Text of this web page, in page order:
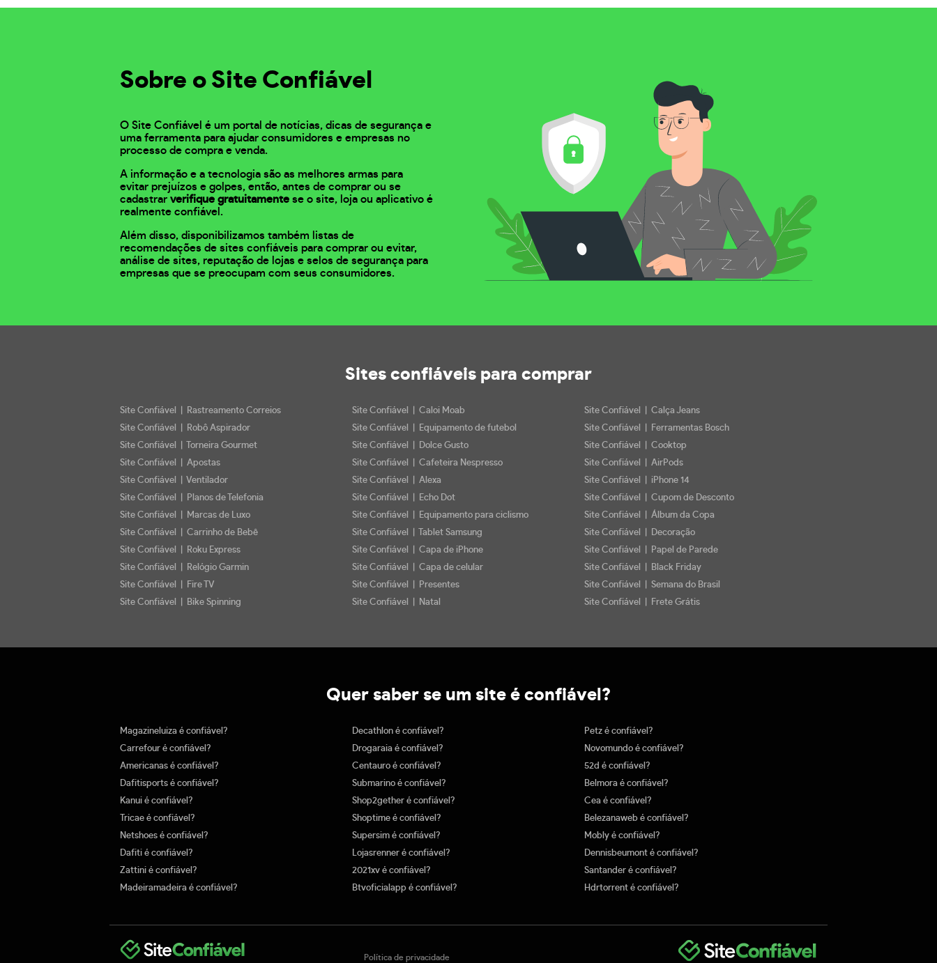
Sobre o Site Confiável
O Site Confiável é um portal de notícias, dicas de segurança e
uma ferramenta para ajudar consumidores e empresas no
processo de compra e venda.
A informação e a tecnologia são as melhores armas para
evitar prejuízos e golpes, então, antes de comprar ou se
cadastrar verifique gratuitamente se o site, loja ou aplicativo é
realmente confiável.
Além disso, disponibilizamos também listas de
recomendações de sites confiáveis para comprar ou evitar,
análise de sites, reputação de lojas e selos de segurança para
empresas que se preocupam com seus consumidores.
Sites confiáveis para comprar
Site Confiável | Rastreamento Correios
Site Confiável | Robô Aspirador
Site Confiável | Torneira Gourmet
Site Confiável | Apostas
Site Confiável | Ventilador
Site Confiável | Planos de Telefonia
Site Confiável | Marcas de Luxo
Site Confiável | Carrinho de Bebê
Site Confiável | Roku Express
Site Confiável | Relógio Garmin
Site Confiável | Fire TV
Site Confiável | Bike Spinning
Site Confiável | Caloi Moab
Site Confiável | Equipamento de futebol
Site Confiável | Dolce Gusto
Site Confiável | Cafeteira Nespresso
Site Confiável | Alexa
Site Confiável | Echo Dot
Site Confiável | Equipamento para ciclismo
Site Confiável | Tablet Samsung
Site Confiável | Capa de iPhone
Site Confiável | Capa de celular
Site Confiável | Presentes
Site Confiável | Natal
Site Confiável | Calça Jeans
Site Confiável | Ferramentas Bosch
Site Confiável | Cooktop
Site Confiável | AirPods
Site Confiável | iPhone 14
Site Confiável | Cupom de Desconto
Site Confiável | Álbum da Copa
Site Confiável | Decoração
Site Confiável | Papel de Parede
Site Confiável | Black Friday
Site Confiável | Semana do Brasil
Site Confiável | Frete Grátis
Quer saber se um site é confiável?
Magazineluiza é confiável?
Carrefour é confiável?
Americanas é confiável?
Dafitisports é confiável?
Kanui é confiável?
Tricae é confiável?
Netshoes é confiável?
Dafiti é confiável?
Zattini é confiável?
Madeiramadeira é confiável?
Decathlon é confiável?
Drogaraia é confiável?
Centauro é confiável?
Submarino é confiável?
Shop2gether é confiável?
Shoptime é confiável?
Supersim é confiável?
Lojasrenner é confiável?
2021xv é confiável?
Btvoficialapp é confiável?
Petz é confiável?
Novomundo é confiável?
52d é confiável?
Belmora é confiável?
Cea é confiável?
Belezanaweb é confiável?
Mobly é confiável?
Dennisbeumont é confiável?
Santander é confiável?
Hdrtorrent é confiável?
Política de privacidade